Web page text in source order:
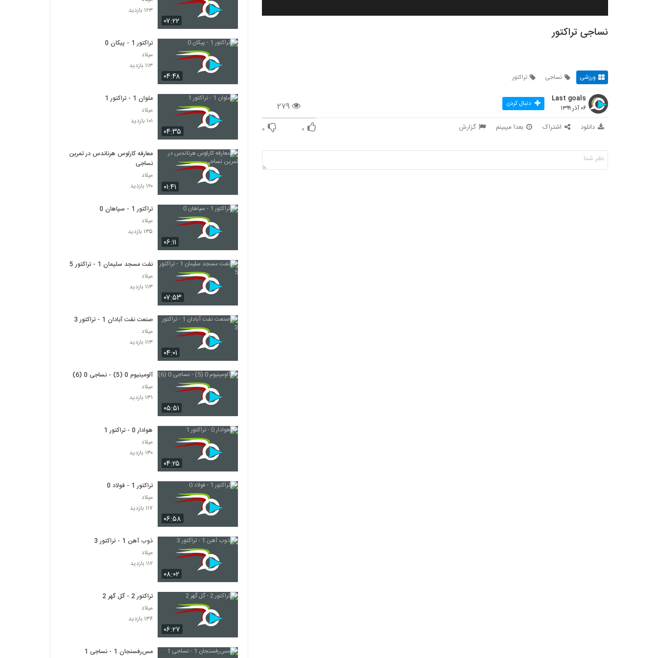
نساجی تراکتور
ورزشی نساجی تراکتور
۲۷۹
Last goals
۰۶ آذر ۱۳۹۹ دنبال کردن
دانلود اشتراک بعدا میبینم گزارش ۰ ۰
۰۷:۲۲
۱۲۳ بازدید
۰۴:۴۸
تراکتور 1 - پیکان 0
میلاد
۱۱۳ بازدید
۰۴:۳۵
ملوان 1 - تراکتور 1
میلاد
۱۰۱ بازدید
۰۱:۴۱
معارفه کارلوس هرناندس در تمرین
نساجی
میلاد
۱۲۰ بازدید
۰۶:۱۱
تراکتور 1 - سپاهان 0
میلاد
۱۳۵ بازدید
۰۷:۵۳
نفت مسجد سلیمان 1 - تراکتور 5
میلاد
۱۱۳ بازدید
۰۴:۰۱
صنعت نفت آبادان 1 - تراکتور 3
میلاد
۱۱۳ بازدید
۰۵:۵۱
آلومینیوم 0 (5) - نساجی 0 (6)
میلاد
۱۳۱ بازدید
۰۴:۲۵
هوادار 0 - تراکتور 1
میلاد
۱۳۰ بازدید
۰۶:۵۸
تراکتور 1 - فولاد 0
میلاد
۱۱۷ بازدید
۰۸:۰۲
ذوب آهن 1 - تراکتور 3
میلاد
۱۱۲ بازدید
۰۶:۲۷
تراکتور 2 - گل گهر 2
میلاد
۱۳۶ بازدید
مس‌رفسنجان 1 - نساجی 1